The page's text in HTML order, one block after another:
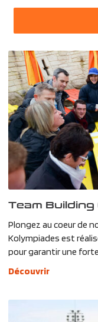
Team
Plongez au coeur de
Kolympiades est
pour garantir une
Découvrir